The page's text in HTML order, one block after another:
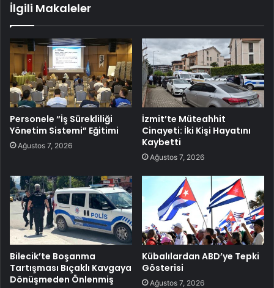
İlgili Makaleler
Personele “İş Sürekliliği
Yönetim Sistemi” Eğitimi
Ağustos 7, 2026
İzmit’te Müteahhit
Cinayeti: İki Kişi Hayatını
Kaybetti
Ağustos 7, 2026
Bilecik’te Boşanma
Tartışması Bıçaklı Kavgaya
Dönüşmeden Önlenmiş
Kübalılardan ABD’ye Tepki
Gösterisi
Ağustos 7, 2026